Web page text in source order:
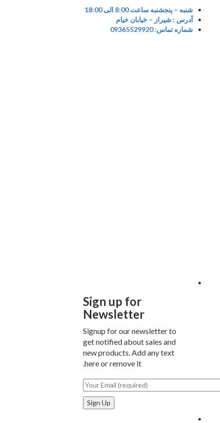
شنبه – پنجشنبه ساعت 8:00 الی 18:00
آدرس : شیراز – خیابان خیام
شماره تماس: 09365529920
Sign up for
Newsletter
Signup for our newsletter to
get notified about sales and
new products. Add any text
here or remove it.